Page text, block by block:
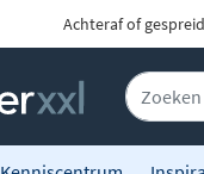
Achteraf of